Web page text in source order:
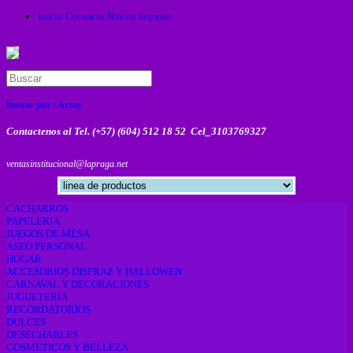
Inicio Contacto Nuevo Ingresar
buscar por : Array
Contactenos al Tel. (+57) (604) 512 18 52 Cel_3103769327
ventasinstitucional@lapraga.net
CACHARROS
PAPELERIA
JUEGOS DE MESA
ASEO PERSONAL
HOGAR
ACCESORIOS DISFRAZ Y HALLOWEN
CARNAVAL Y DECORACIONES
JUGUETERIA
RECORDATORIOS
DULCES
DESECHABLES
COSMETICOS Y BELLEZA